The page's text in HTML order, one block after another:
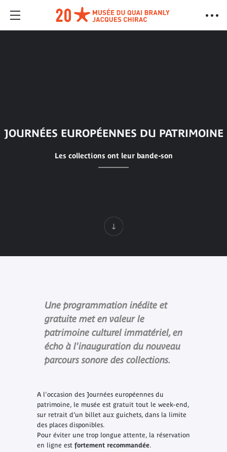
JOURNÉES EUROPÉENNES DU PATRIMOINE
Les collections ont leur bande-son
Une programmation inédite et
gratuite met en valeur le
patrimoine culturel immatériel, en
écho à l'inauguration du nouveau
parcours sonore des collections.
A l'occasion des Journées européennes du
patrimoine, le musée est gratuit tout le week-end,
sur retrait d’un billet aux guichets, dans la limite
des places disponibles.
Pour éviter une trop longue attente, la réservation
en ligne estfortement recommandée.